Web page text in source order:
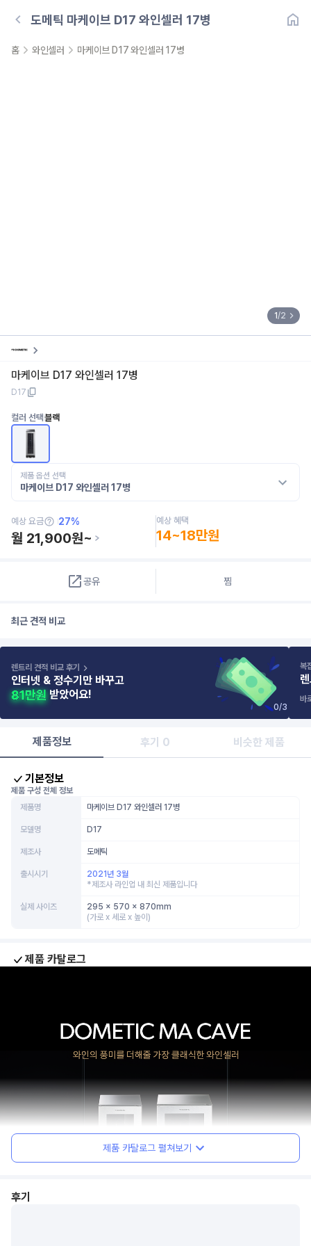
도메틱 마케이브 D17 와인셀러 17병
홈 와인셀러 마케이브 D17 와인셀러 17병
1/2
마케이브 D17 와인셀러 17병
D17
컬러 선택블랙
제품 옵션 선택
마케이브 D17 와인셀러 17병
예상 요금 27%
월 21,900원~
예상 혜택
14~18만원
공유 찜
최근 견적 비교
렌트리 견적 비교 후기
인터넷 & 정수기만 바꾸고
받았어요!
복
바
0/3
제품정보 후기 0 비슷한 제품
기본정보
제품 구성 전체 정보
제품명
마케이브 D17 와인셀러 17병
모델명 D17
제조사 도메틱
출시시기
2021년 3월
*제조사 라인업 내 최신 제품입니다
실제 사이즈
295 x 570 x 870mm
(가로 x 세로 x 높이)
제품 카탈로그
제품 카탈로그 펼쳐보기
후기